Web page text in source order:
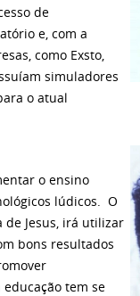
de
e, com a
como Exsto,
simuladores
o atual
o ensino
lúdicos. O
de Jesus, irá utilizar
bons resultados
tem se